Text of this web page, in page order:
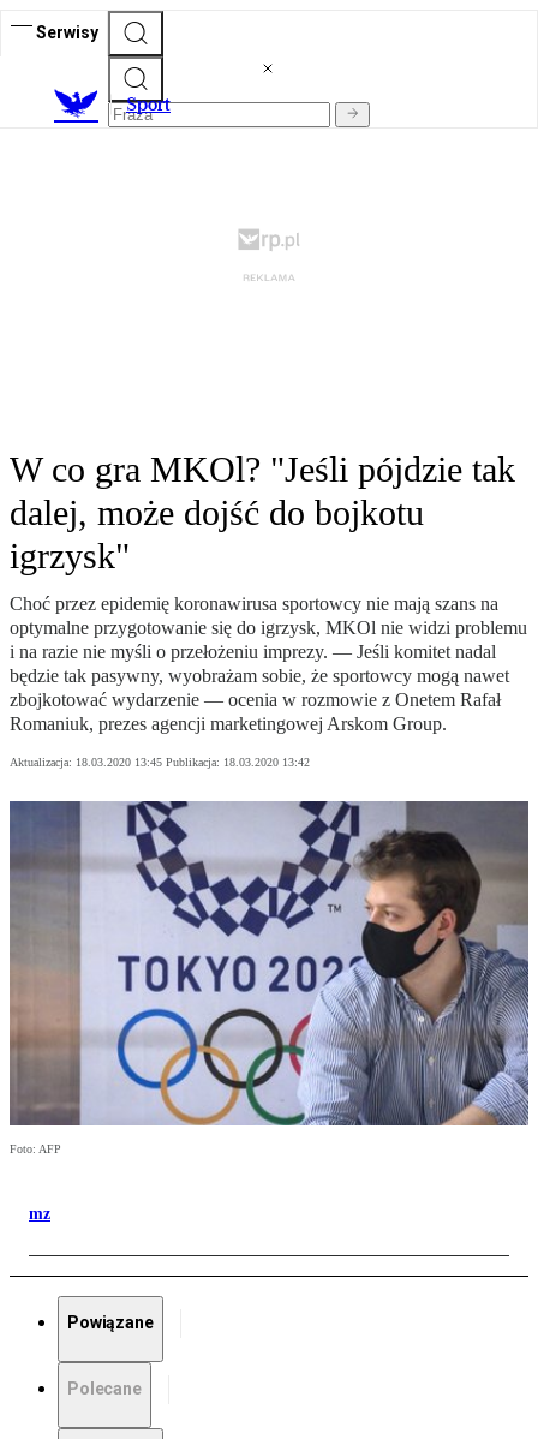
Serwisy
Sport
W co gra MKOl? "Jeśli pójdzie tak
dalej, może dojść do bojkotu
igrzysk"
Choć przez epidemię koronawirusa sportowcy nie mają szans na
optymalne przygotowanie się do igrzysk, MKOl nie widzi problemu
i na razie nie myśli o przełożeniu imprezy. — Jeśli komitet nadal
będzie tak pasywny, wyobrażam sobie, że sportowcy mogą nawet
zbojkotować wydarzenie — ocenia w rozmowie z Onetem Rafał
Romaniuk, prezes agencji marketingowej Arskom Group.
Aktualizacja: 18.03.2020 13:45 Publikacja: 18.03.2020 13:42
Foto: AFP
mz
Powiązane
Polecane